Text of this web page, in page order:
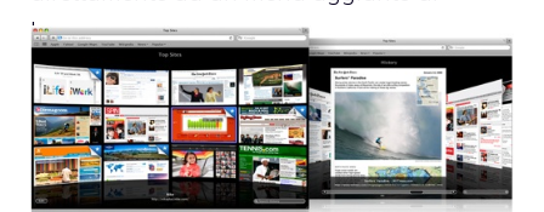
browser.